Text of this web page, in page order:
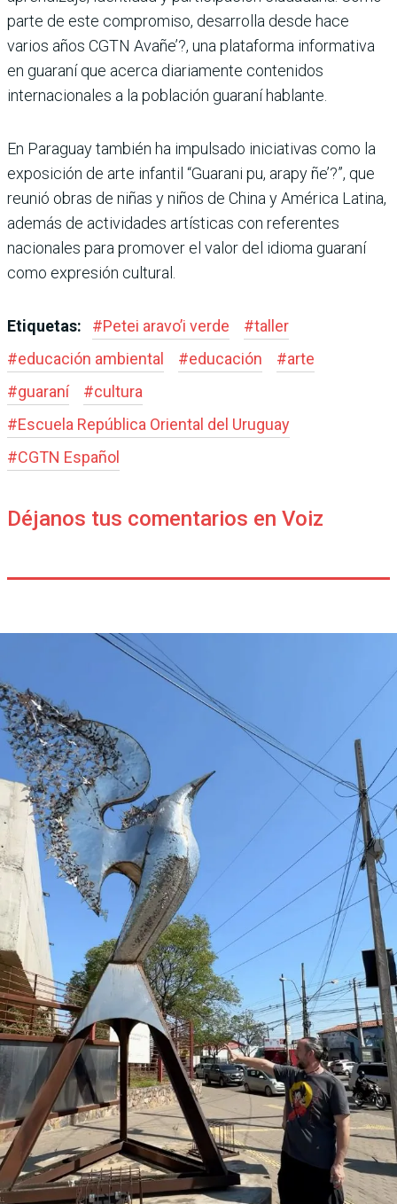
parte de este compromiso, desarrolla desde hace
varios años CGTN Avañe’?, una plataforma informativa
en guaraní que acerca diariamente contenidos
internacionales a la población guaraní hablante.
En Paraguay también ha impulsado iniciativas como la
exposición de arte infantil “Guarani pu, arapy ñe’?”, que
reunió obras de niñas y niños de China y América Latina,
además de actividades artísticas con referentes
nacionales para promover el valor del idioma guaraní
como expresión cultural.
Etiquetas: #Petei aravo’i verde #taller
#educación ambiental #educación #arte
#guaraní #cultura
#Escuela República Oriental del Uruguay
#CGTN Español
Déjanos tus comentarios en Voiz